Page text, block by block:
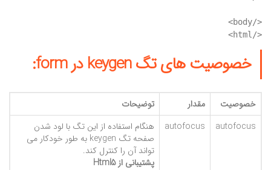
</html>
خصوصیت های تگ keygen در form:
خصوصیت مقدار
توضیحات
autofocus
autofocus
هنگام استفاده از این تگ با لود شدن
صفحه تگ keygen به طور خودکار می
تواند آن را کنترل کند.
پشتیبانی از Html5